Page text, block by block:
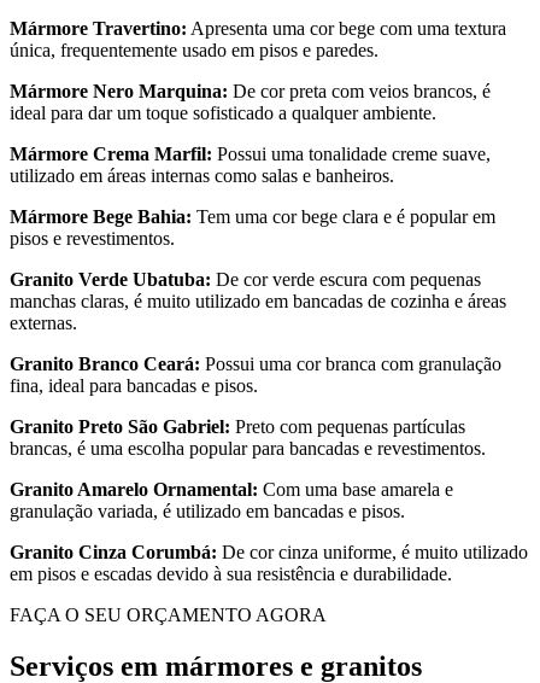
Mármore Travertino: Apresenta uma cor bege com uma textura
única, frequentemente usado em pisos e paredes.
Mármore Nero Marquina: De cor preta com veios brancos, é
ideal para dar um toque sofisticado a qualquer ambiente.
Mármore Crema Marfil: Possui uma tonalidade creme suave,
utilizado em áreas internas como salas e banheiros.
Mármore Bege Bahia: Tem uma cor bege clara e é popular em
pisos e revestimentos.
Granito Verde Ubatuba: De cor verde escura com pequenas
manchas claras, é muito utilizado em bancadas de cozinha e áreas
externas.
Granito Branco Ceará: Possui uma cor branca com granulação
fina, ideal para bancadas e pisos.
Granito Preto São Gabriel: Preto com pequenas partículas
brancas, é uma escolha popular para bancadas e revestimentos.
Granito Amarelo Ornamental: Com uma base amarela e
granulação variada, é utilizado em bancadas e pisos.
Granito Cinza Corumbá: De cor cinza uniforme, é muito utilizado
em pisos e escadas devido à sua resistência e durabilidade.
FAÇA O SEU ORÇAMENTO AGORA
Serviços em mármores e granitos